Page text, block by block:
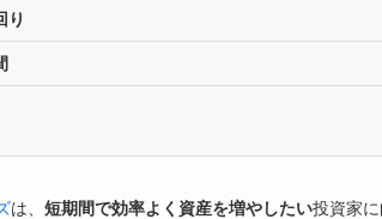
り
は、 短期間で効率よく資産を増やしたい投資家